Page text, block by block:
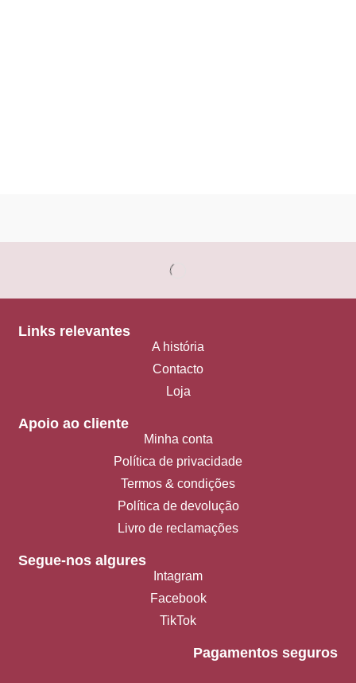
Links relevantes
A história
Contacto
Loja
Apoio ao cliente
Minha conta
Política de privacidade
Termos & condições
Política de devolução
Livro de reclamações
Segue-nos algures
Intagram
Facebook
TikTok
Pagamentos seguros